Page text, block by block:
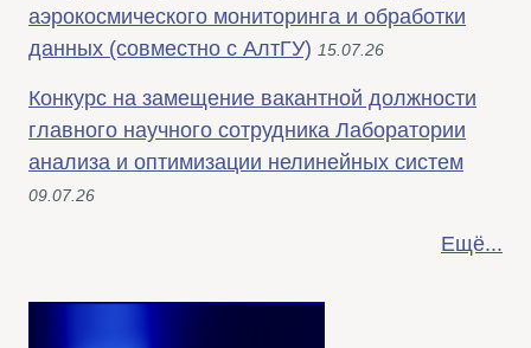
аэрокосмического мониторинга и обработки
данных (совместно с АлтГУ) 15.07.26
Конкурс на замещение вакантной должности
главного научного сотрудника Лаборатории
анализа и оптимизации нелинейных систем
09.07.26
Ещё...